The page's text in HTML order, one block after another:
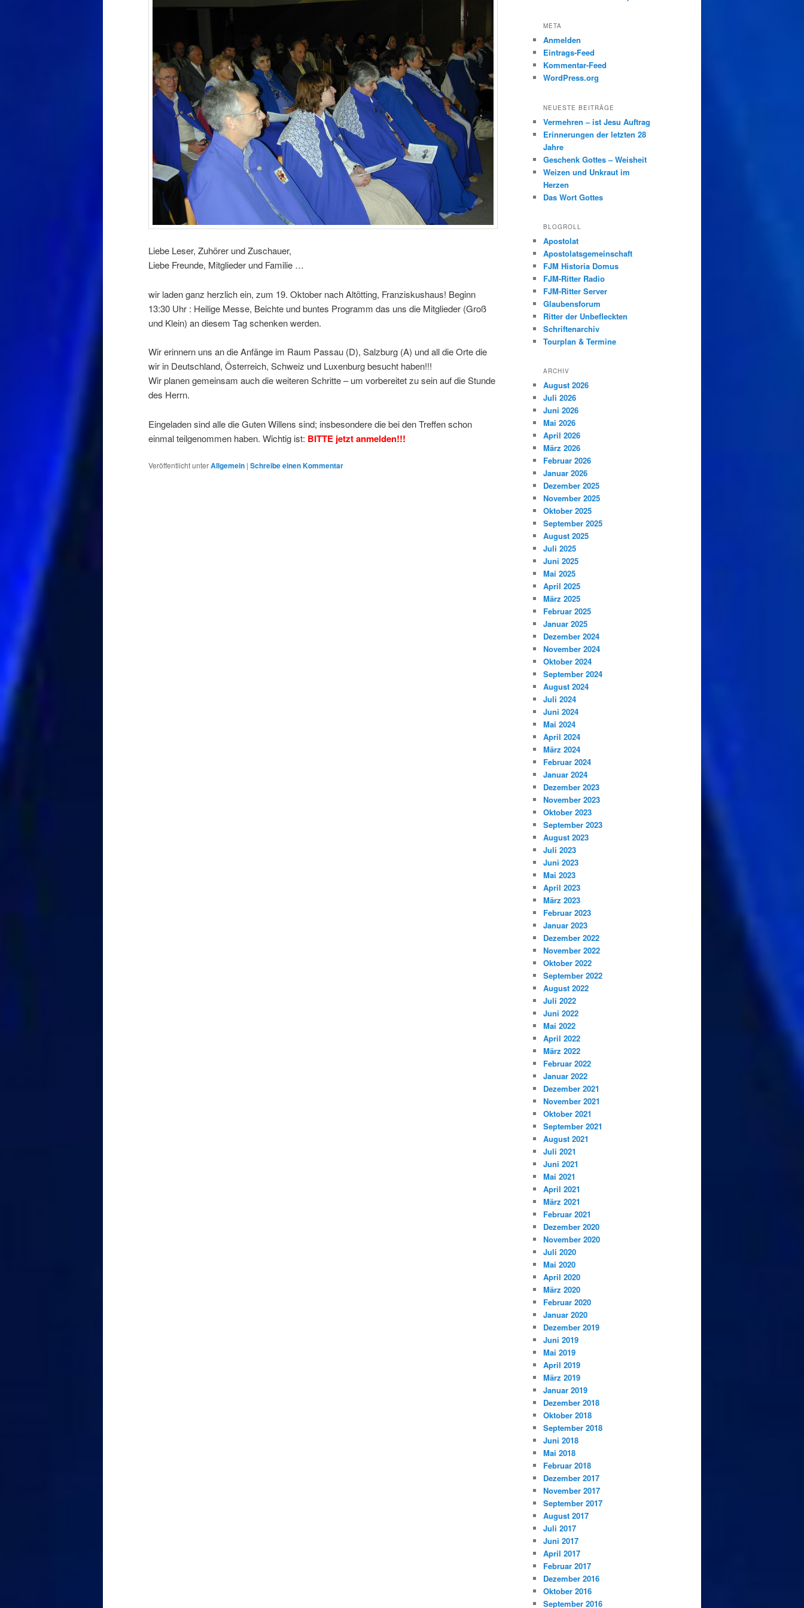
Liebe Leser, Zuhörer und Zuschauer,
Liebe Freunde, Mitglieder und Familie …
wir laden ganz herzlich ein, zum 19. Oktober nach Altötting, Franziskushaus! Beginn
13:30 Uhr : Heilige Messe, Beichte und buntes Programm das uns die Mitglieder (Groß
und Klein) an diesem Tag schenken werden.
Wir erinnern uns an die Anfänge im Raum Passau (D), Salzburg (A) und all die Orte die
wir in Deutschland, Österreich, Schweiz und Luxenburg besucht haben!!!
Wir planen gemeinsam auch die weiteren Schritte – um vorbereitet zu sein auf die Stunde
des Herrn.
Eingeladen sind alle die Guten Willens sind; insbesondere die bei den Treffen schon
einmal teilgenommen haben. Wichtig ist: BITTE jetzt anmelden!!!
Veröffentlicht unterAllgemein | Schreibe einen Kommentar
META
Anmelden
Eintrags-Feed
Kommentar-Feed
WordPress.org
NEUESTE BEITRÄGE
Vermehren – ist Jesu Auftrag
Erinnerungen der letzten 28
Jahre
Geschenk Gottes – Weisheit
Weizen und Unkraut im
Herzen
Das Wort Gottes
BLOGROLL
Apostolat
Apostolatsgemeinschaft
FJM Historia Domus
FJM-Ritter Radio
FJM-Ritter Server
Glaubensforum
Ritter der Unbefleckten
Schriftenarchiv
Tourplan & Termine
ARCHIV
August 2026
Juli 2026
Juni 2026
Mai 2026
April 2026
März 2026
Februar 2026
Januar 2026
Dezember 2025
November 2025
Oktober 2025
September 2025
August 2025
Juli 2025
Juni 2025
Mai 2025
April 2025
März 2025
Februar 2025
Januar 2025
Dezember 2024
November 2024
Oktober 2024
September 2024
August 2024
Juli 2024
Juni 2024
Mai 2024
April 2024
März 2024
Februar 2024
Januar 2024
Dezember 2023
November 2023
Oktober 2023
September 2023
August 2023
Juli 2023
Juni 2023
Mai 2023
April 2023
März 2023
Februar 2023
Januar 2023
Dezember 2022
November 2022
Oktober 2022
September 2022
August 2022
Juli 2022
Juni 2022
Mai 2022
April 2022
März 2022
Februar 2022
Januar 2022
Dezember 2021
November 2021
Oktober 2021
September 2021
August 2021
Juli 2021
Juni 2021
Mai 2021
April 2021
März 2021
Februar 2021
Dezember 2020
November 2020
Juli 2020
Mai 2020
April 2020
März 2020
Februar 2020
Januar 2020
Dezember 2019
Juni 2019
Mai 2019
April 2019
März 2019
Januar 2019
Dezember 2018
Oktober 2018
September 2018
Juni 2018
Mai 2018
Februar 2018
Dezember 2017
November 2017
September 2017
August 2017
Juli 2017
Juni 2017
April 2017
Februar 2017
Dezember 2016
Oktober 2016
September 2016